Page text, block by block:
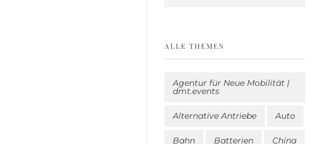
ALLE THEMEN
Agentur für Neue Mobilität |
dmt.events
Alternative Antriebe Auto
Bahn Batterien China